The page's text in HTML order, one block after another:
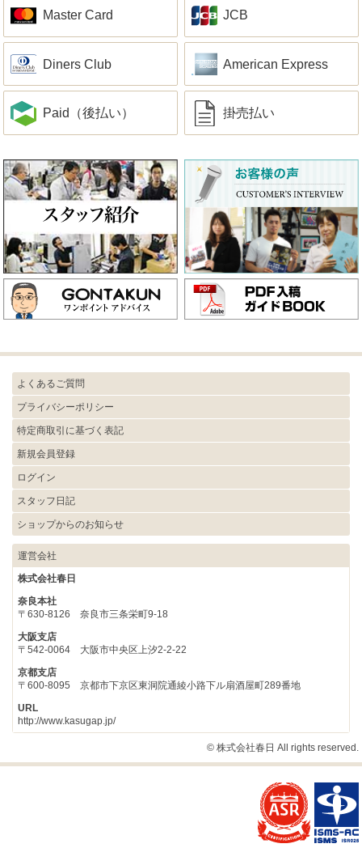
Master Card JCB
Diners Club American Express
Paid（後払い） 掛売払い
よくあるご質問
プライバシーポリシー
特定商取引に基づく表記
新規会員登録
ログイン
スタッフ日記
ショップからのお知らせ
運営会社
株式会社春日
奈良本社
〒630-8126 奈良市三条栄町9-18
大阪支店
〒542-0064 大阪市中央区上汐2-2-22
京都支店
〒600-8095 京都市下京区東洞院通綾小路下ル扇酒屋町289番地
URL
http://www.kasugap.jp/
© 株式会社春日 All rights reserved.